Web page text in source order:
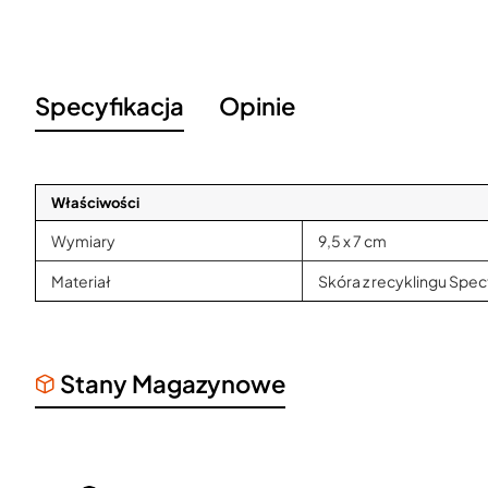
Specyfikacja Opinie
Właściwości
Wymiary 9,5 x 7 cm
Materiał Skóra z recyklingu
Stany Magazynowe